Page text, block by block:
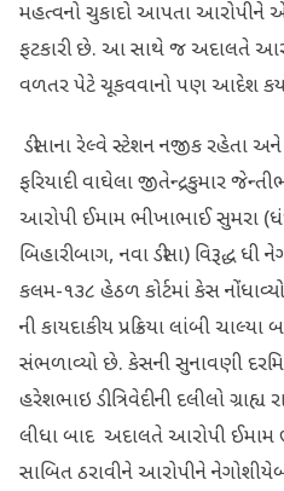
મહત્વનો ચુકાદો આપતા આરોપીને
ફટકારી છે. આ સાથે જ અદાલતે
વળતર પેટે ચૂકવવાનો પણ આદેશ
ડીસાના રેલ્વે સ્ટેશન નજીક રહેતા
ફરિયાદી વાઘેલા જીતેન્દ્રકુમાર
આરોપી ઈમામ ભીખાભાઈ સુમરા
બિહારીબાગ, નવા ડીસા) વિરૂદ્ધ ધી
કલમ-૧૩૮ હેઠળ કોર્ટમાં કેસ
ની કાયદાકીય પ્રક્રિયા લાંબી
સંભળાવ્યો છે.​ કેસની સુનાવણી
હરેશભાઇ ડી.ત્રિવેદીની દલીલો
લીધા બાદ અદાલતે આરોપી ઈમામ
સાબિત ઠરાવીને આરોપીને